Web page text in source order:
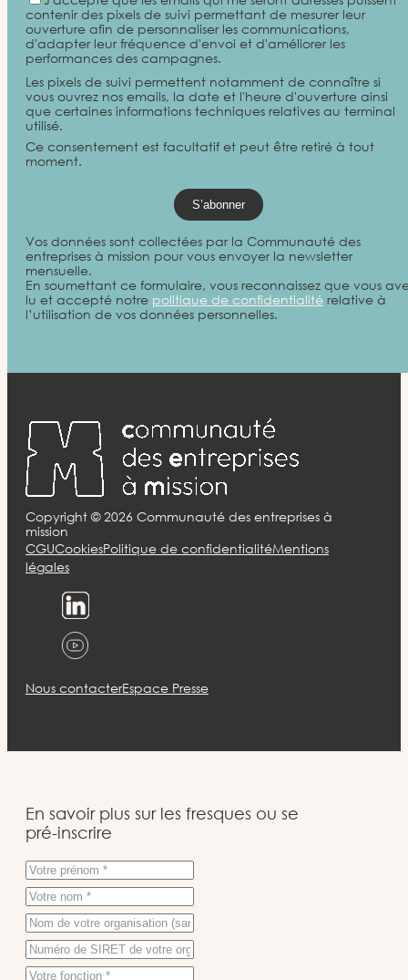
contenir des pixels de suivi permettant de mesurer leur
ouverture afin de personnaliser les communications,
d'adapter leur fréquence d'envoi et d'améliorer les
performances des campagnes.
Les pixels de suivi permettent notamment de connaître si
vous ouvrez nos emails, la date et l'heure d'ouverture ainsi
que certaines informations techniques relatives au terminal
utilisé.
Ce consentement est facultatif et peut être retiré à tout
moment.
Vos données sont collectées par la Communauté des
entreprises à mission pour vous envoyer la newsletter
mensuelle.
En soumettant ce formulaire, vous reconnaissez que vous
lu et accepté notre politique de confidentialité relative à
l’utilisation de vos données personnelles.
Copyright ©2026 Communauté des entreprises à
mission
CGUCookiesPolitique de confidentialitéMentions
légales
Nous contacterEspace Presse
En savoir plus sur les fresques ou se
pré-inscrire